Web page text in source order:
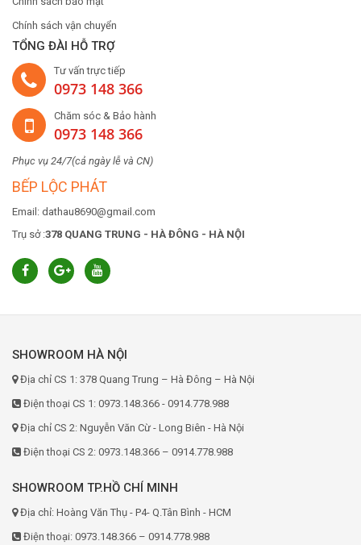
Chính sách vận chuyển
TỔNG ĐÀI HỖ TRỢ
Tư vấn trực tiếp
0973 148 366
Chăm sóc & Bảo hành
0973 148 366
Phục vụ 24/7(cả ngày lễ và CN)
BẾP LỘC PHÁT
Email: dathau8690@gmail.com
Trụ sở :378 QUANG TRUNG - HÀ ĐÔNG - HÀ NỘI
SHOWROOM HÀ NỘI
Địa chỉ CS 1: 378 Quang Trung – Hà Đông – Hà Nội
Điện thoại CS 1: 0973.148.366 - 0914.778.988
Địa chỉ CS 2: Nguyễn Văn Cừ - Long Biên - Hà Nội
Điện thoại CS 2: 0973.148.366 – 0914.778.988
SHOWROOM TP.HỒ CHÍ MINH
Địa chỉ: Hoàng Văn Thụ - P4- Q.Tân Bình - HCM
Điện thoại: 0973.148.366 – 0914.778.988